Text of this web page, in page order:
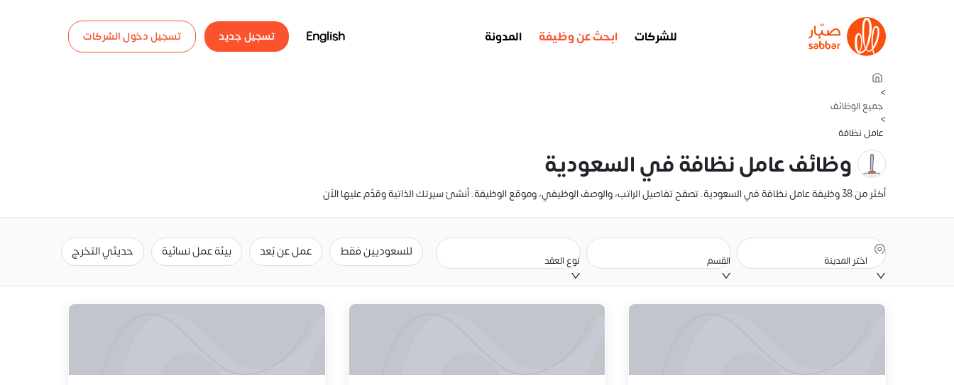
للشركات ابحث عن وظيفة المدونة English تسجيل جديد تسجيل دخول الشركات
>
جميع الوظائف
>
عامل نظافة
وظائف عامل نظافة في السعودية
أكثر من 38 وظيفة عامل نظافة في السعودية. تصفح تفاصيل الراتب، والوصف الوظيفي، وموقع الوظيفة. أنشئ سيرتك الذاتية وقدّم عليها الآن
اختر المدينة القسم نوع العقد
للسعوديين فقط عمل عن بُعد بيئة عمل نسائية حديثي التخرج